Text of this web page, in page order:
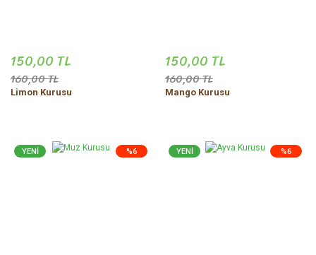
150,00 TL
160,00 TL
Limon Kurusu
150,00 TL
160,00 TL
Mango Kurusu
%6
YENİ %6
YENİ